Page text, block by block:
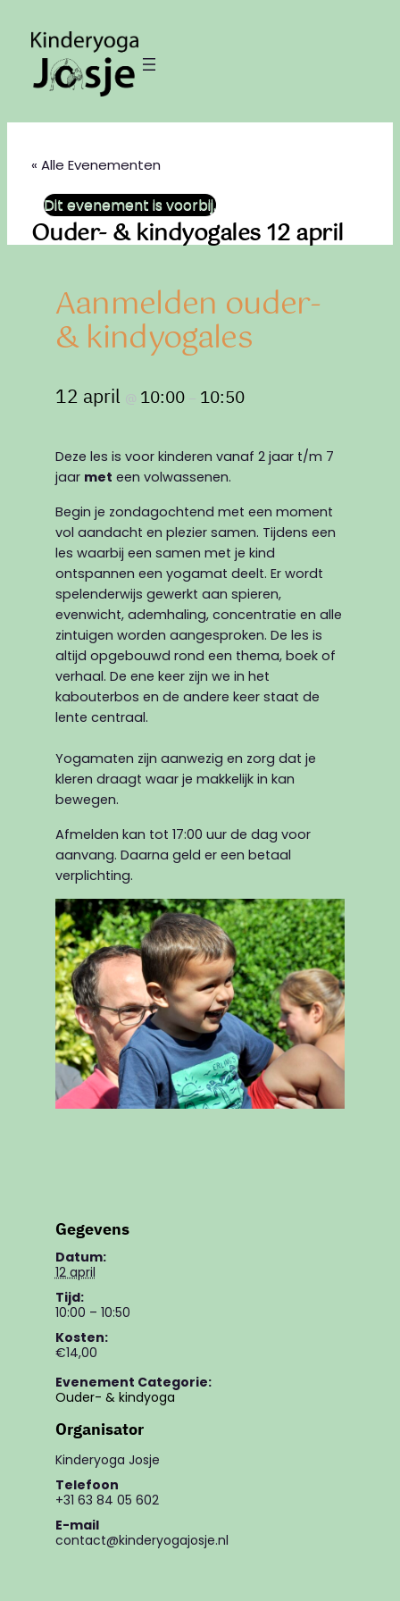
« Alle Evenementen
Dit evenement is voorbij.
Ouder- & kindyogales 12 april
Aanmelden ouder-
& kindyogales
12 april @ 10:00 – 10:50
Deze les is voor kinderen vanaf 2 jaar t/m 7
jaar met een volwassenen.
Begin je zondagochtend met een moment
vol aandacht en plezier samen. Tijdens een
les waarbij een samen met je kind
ontspannen een yogamat deelt. Er wordt
spelenderwijs gewerkt aan spieren,
evenwicht, ademhaling, concentratie en alle
zintuigen worden aangesproken. De les is
altijd opgebouwd rond een thema, boek of
verhaal. De ene keer zijn we in het
kabouterbos en de andere keer staat de
lente centraal.
Yogamaten zijn aanwezig en zorg dat je
kleren draagt waar je makkelijk in kan
bewegen.
Afmelden kan tot 17:00 uur de dag voor
aanvang. Daarna geld er een betaal
verplichting.
Gegevens
Datum:
12 april
Tijd:
10:00 – 10:50
Kosten:
€14,00
Evenement Categorie:
Ouder- & kindyoga
Organisator
Kinderyoga Josje
Telefoon
+31 63 84 05 602
E-mail
contact@kinderyogajosje.nl